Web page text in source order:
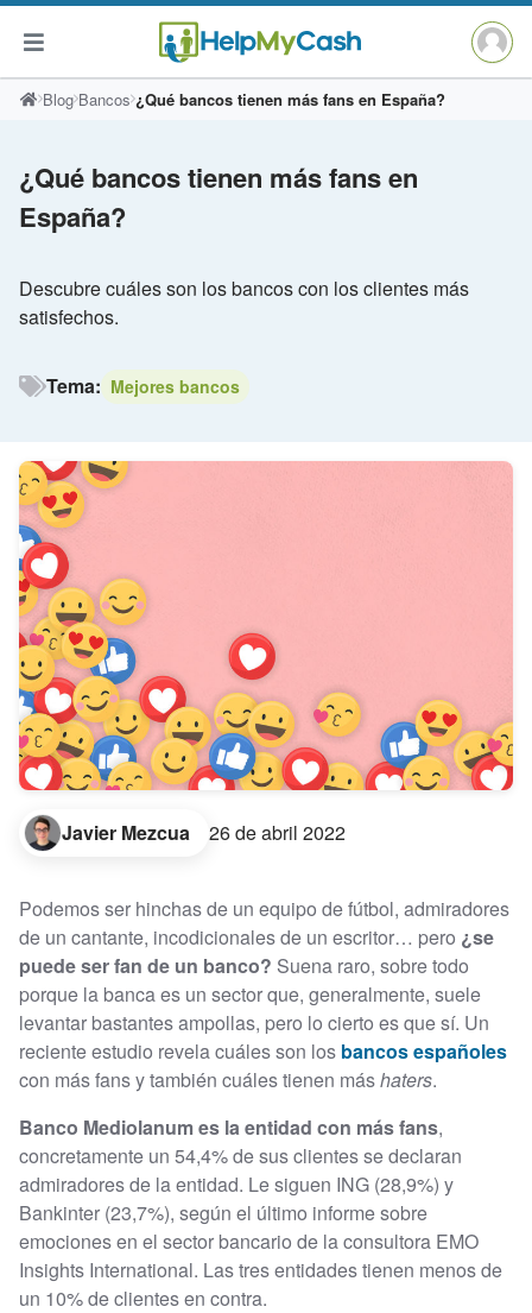
SaltarBlog Bancos ¿Qué bancos tienen más fans en España?
¿Qué bancos tienen más fans en
España?
Descubre cuáles son los bancos con los clientes más
satisfechos.
Tema: Mejores bancos
Javier Mezcua 26 de abril 2022
Podemos ser hinchas de un equipo de fútbol, admiradores
de un cantante, incodicionales de un escritor… pero ¿se
puede ser fan de un banco? Suena raro, sobre todo
porque la banca es un sector que, generalmente, suele
levantar bastantes ampollas, pero lo cierto es que sí. Un
reciente estudio revela cuáles son los bancos españoles
con más fans y también cuáles tienen máshaters.
Banco Mediolanum es la entidad con más fans,
concretamente un 54,4% de sus clientes se declaran
admiradores de la entidad. Le siguen ING (28,9%) y
Bankinter (23,7%), según el último informe sobre
emociones en el sector bancario de la consultora EMO
Insights International. Las tres entidades tienen menos de
un 10% de clientes en contra.